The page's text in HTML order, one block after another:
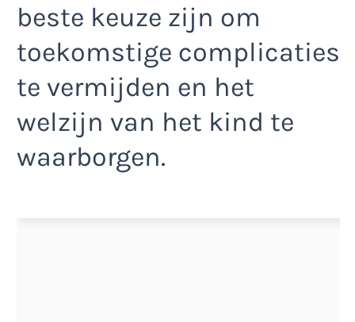
beste keuze zijn om
toekomstige complicaties
te vermijden en het
welzijn van het kind te
waarborgen.